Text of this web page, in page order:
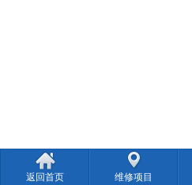
返回首页 维修项目